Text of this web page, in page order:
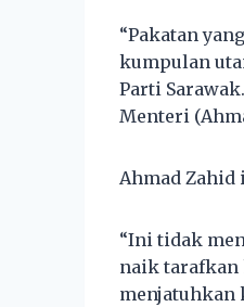
“Pakatan
kumpulan
Parti
Menteri
Ahmad Zahid
“Ini tidak
naik tarafkan
menjatuhkan